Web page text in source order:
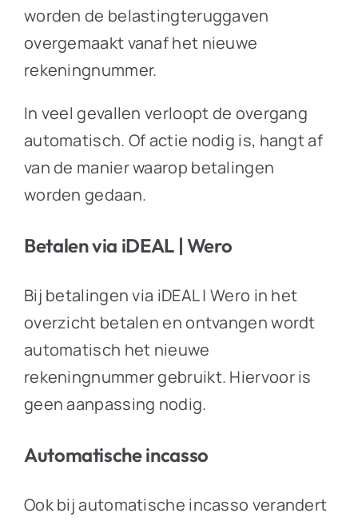
worden de belastingteruggaven
overgemaakt vanaf het nieuwe
rekeningnummer.
In veel gevallen verloopt de overgang
automatisch. Of actie nodig is, hangt af
van de manier waarop betalingen
worden gedaan.
Betalen via iDEAL | Wero
Bij betalingen via iDEAL | Wero in het
overzicht betalen en ontvangen wordt
automatisch het nieuwe
rekeningnummer gebruikt. Hiervoor is
geen aanpassing nodig.
Automatische incasso
Ook bij automatische incasso verandert